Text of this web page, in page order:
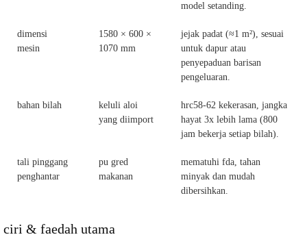
model setanding.
dimensi
mesin
1580 × 600 ×
1070 mm
jejak padat (≈1 m²), sesuai
untuk dapur atau
penyepaduan barisan
pengeluaran.
bahan bilah
keluli aloi
yang diimport
hrc58-62 kekerasan, jangka
hayat 3x lebih lama (800
jam bekerja setiap bilah).
tali pinggang
penghantar
pu gred
makanan
mematuhi fda, tahan
minyak dan mudah
dibersihkan.
ciri & faedah utama